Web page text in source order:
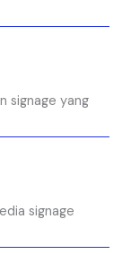
signage yang
signage